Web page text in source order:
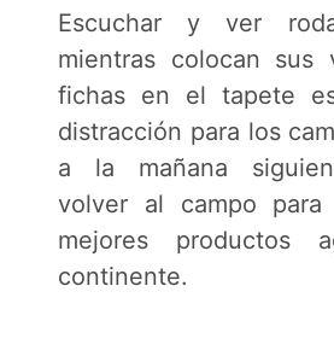
Escuchar y ver
mientras colocan sus
fichas en el tapete
distracción para los
a la mañana
volver al campo para
mejores productos
continente.